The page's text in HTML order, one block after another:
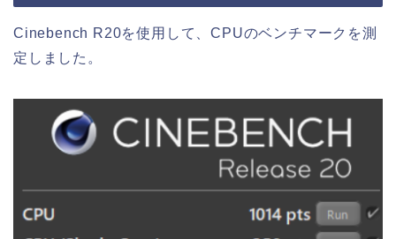
Cinebench R20を使用して、CPUのベンチマークを測
定しました。